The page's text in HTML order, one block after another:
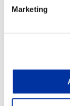
Marketing
Juste
Info-